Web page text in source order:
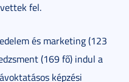
fel.
és marketing (123
(169 fő) indul a
képzési